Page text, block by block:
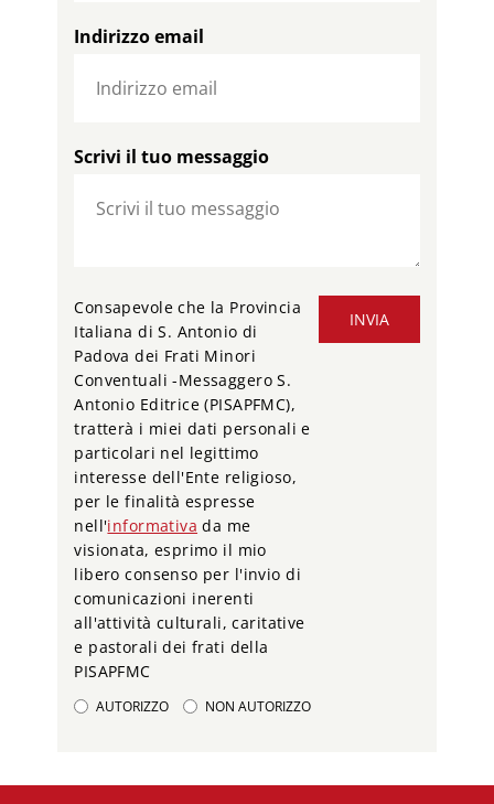
Indirizzo email
Scrivi il tuo messaggio
INVIA
Consapevole che la Provincia
Italiana di S. Antonio di
Padova dei Frati Minori
Conventuali -Messaggero S.
Antonio Editrice (PISAPFMC),
tratterà i miei dati personali e
particolari nel legittimo
interesse dell'Ente religioso,
per le finalità espresse
nell'informativa da me
visionata, esprimo il mio
libero consenso per l'invio di
comunicazioni inerenti
all'attività culturali, caritative
e pastorali dei frati della
PISAPFMC
AUTORIZZO NON AUTORIZZO